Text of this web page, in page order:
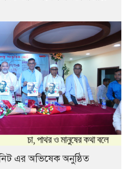
এর অভিষেক অনুষ্ঠিত